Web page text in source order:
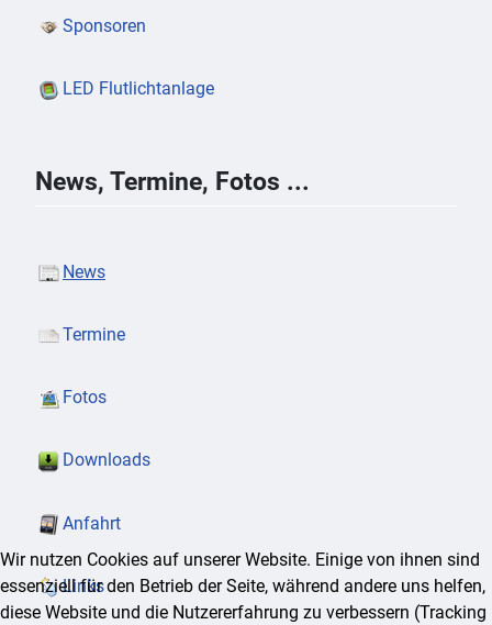
Sponsoren
LED Flutlichtanlage
News, Termine, Fotos ...
News
Termine
Fotos
Downloads
Anfahrt
Links
Wir nutzen Cookies auf unserer Website. Einige von ihnen sind
essenziell für den Betrieb der Seite, während andere uns helfen,
diese Website und die Nutzererfahrung zu verbessern (Tracking